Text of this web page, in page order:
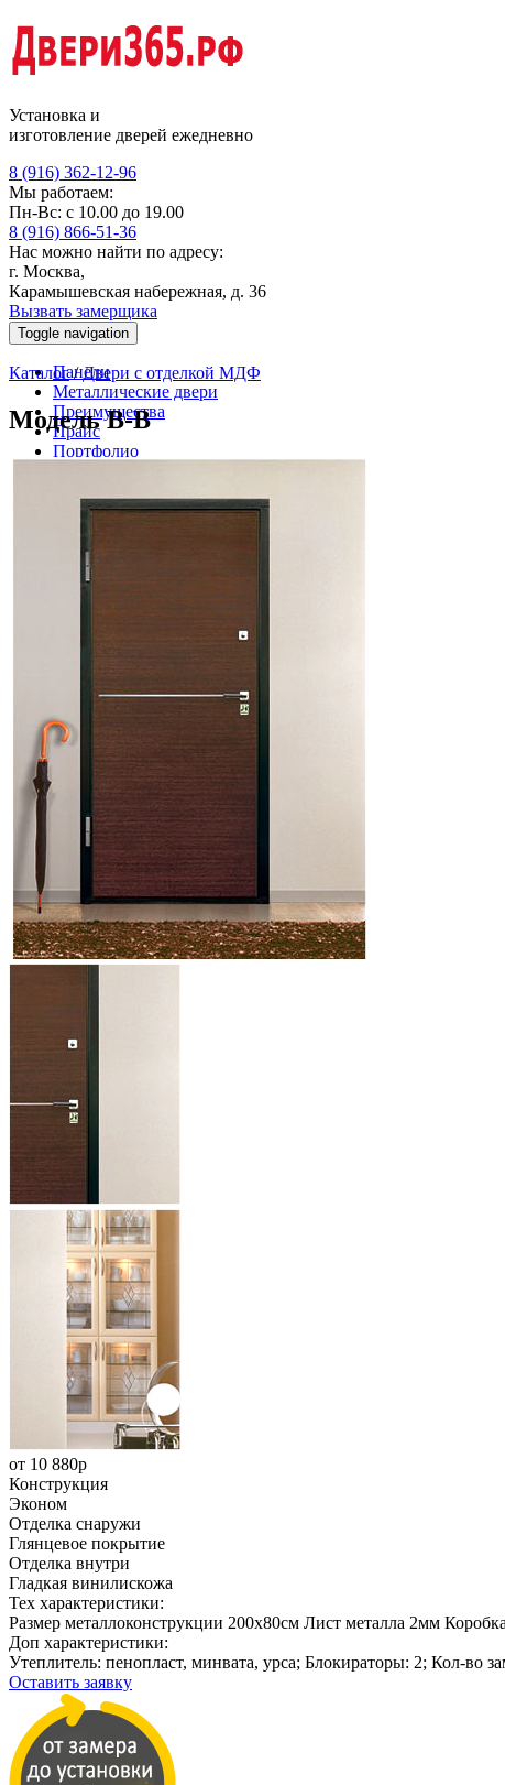
Установка и
изготовление дверей ежедневно
8 (916) 362-12-96
Мы работаем:
Пн-Вс: с 10.00 до 19.00
8 (916) 866-51-36
Нас можно найти по адресу:
г. Москва,
Карамышевская набережная, д. 36
Вызвать замерщика
Toggle navigation
Панели
Металлические двери
Преимущества
Прайс
Портфолио
Каталог/Двери с отделкой МДФ
Модель В-В
от 10 880р
Конструкция
Эконом
Отделка снаружи
Глянцевое покрытие
Отделка внутри
Гладкая винилискожа
Тех характеристики:
Размер металлоконструкции 200х80см Лист металла 2мм
Доп характеристики:
Утеплитель: пенопласт, минвата, урса; Блокираторы: 2; Кол-во
Оставить заявку